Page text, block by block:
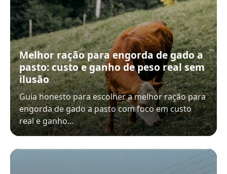
Melhor ração para engorda de gado a
pasto: custo e ganho de peso real sem
ilusão
Guia honesto para escolher a melhor ração para
engorda de gado a pasto com foco em custo
real e ganho…